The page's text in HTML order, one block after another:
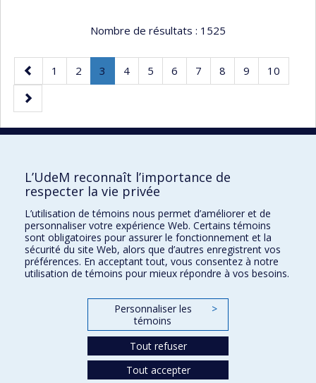
Nombre de résultats : 1525
Page
précédente
Page
1 Page
2 Page
3
Page
Page
4 Page
5 Page
6 Page
7 Page
8 Page
9 Page
10
Page
suivante
Faculté des sciences de l'éducation
Pavillon Marie-Victorin
90, avenue Vincent-d'Indy
Montréal (Québec) H2V 2S9
L’UdeM reconnaît l’importance de
respecter la vie privée
L’utilisation de témoins nous permet d’améliorer et de
personnaliser votre expérience Web. Certains témoins
sont obligatoires pour assurer le fonctionnement et la
sécurité du site Web, alors que d’autres enregistrent vos
préférences. En acceptant tout, vous consentez à notre
utilisation de témoins pour mieux répondre à vos besoins.
Personnaliser les
témoins
>
Tout refuser
Tout accepter